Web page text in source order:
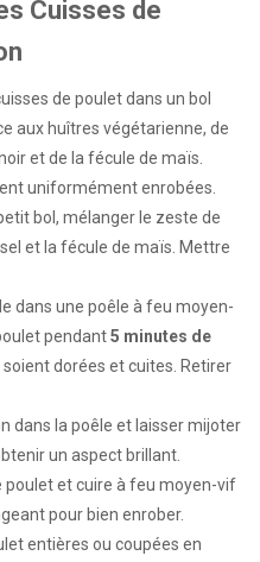
Cuisses de
de poulet dans un bol
aux huîtres végétarienne, de
et de la fécule de maïs.
uniformément enrobées.
bol, mélanger le zeste de
et la fécule de maïs. Mettre
dans une poêle à feu moyen-
pendant5 minutes de
soient dorées et cuites. Retirer
dans la poêle et laisser mijoter
un aspect brillant.
poulet et cuire à feu moyen-vif
pour bien enrober.
entières ou coupées en